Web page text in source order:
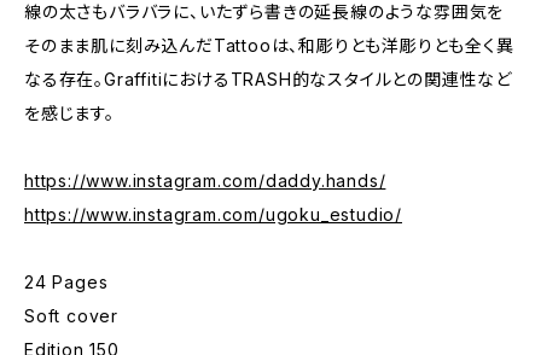
線の太さもバラバラに、いたずら書きの延長線のような雰囲気を
そのまま肌に刻み込んだTattooは、和彫りとも洋彫りとも全く異
なる存在。GraffitiにおけるTRASH的なスタイルとの関連性など
を感じます。
https://www.instagram.com/daddy.hands/
https://www.instagram.com/ugoku_estudio/
24 Pages
Soft cover
Edition 150